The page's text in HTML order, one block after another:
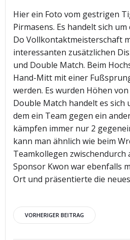
Hier ein Foto vom gestrigen
Pirmasens. Es handelt sich
Do Vollkontaktmeisterschaft
interessanten zusätzlichen
und Double Match. Beim
Hand-Mitt mit einer
werden. Es wurden Höhen
Double Match handelt es sich
dem ein Team gegen ein
kämpfen immer nur 2
kann man ähnlich wie beim
Teamkollegen zwischendurch
Sponsor Kwon war ebenfalls
Ort und präsentierte die
VORHERIGER BEITRAG